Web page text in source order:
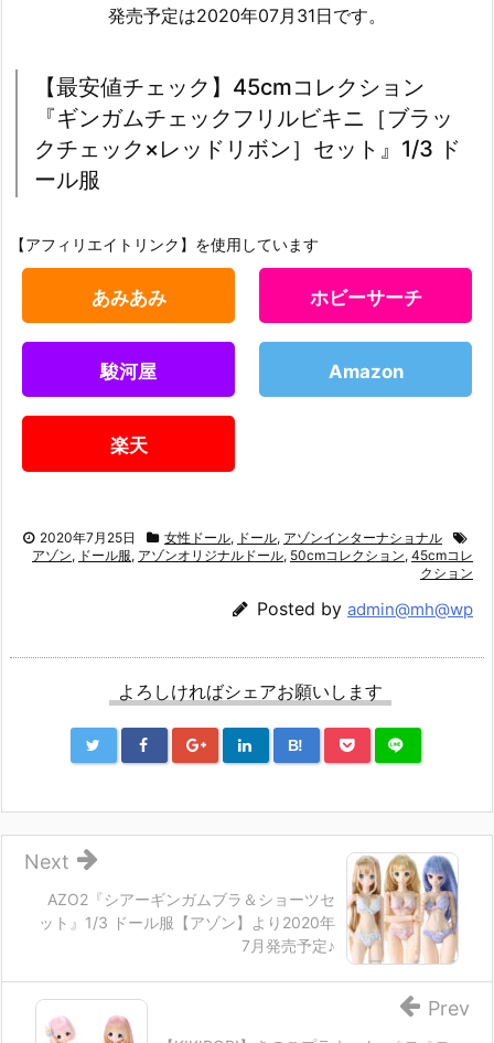
発売予定は2020年07月31日です。
【最安値チェック】45cmコレクション
『ギンガムチェックフリルビキニ［ブラッ
クチェック×レッドリボン］セット』1/3 ド
ール服
【アフィリエイトリンク】を使用しています
あみあみ ホビーサーチ
駿河屋 Amazon
楽天
2020年7月25日 女性ドール, ドール, アゾンインターナショナル
アゾン, ドール服, アゾンオリジナルドール, 50cmコレクション, 45cmコレ
クション
Posted by admin@mh@wp
よろしければシェアお願いします
B!
AZO2『シアーギンガムブラ＆ショーツセ
ット』1/3 ドール服【アゾン】より2020年
7月発売予定♪
Next
Prev